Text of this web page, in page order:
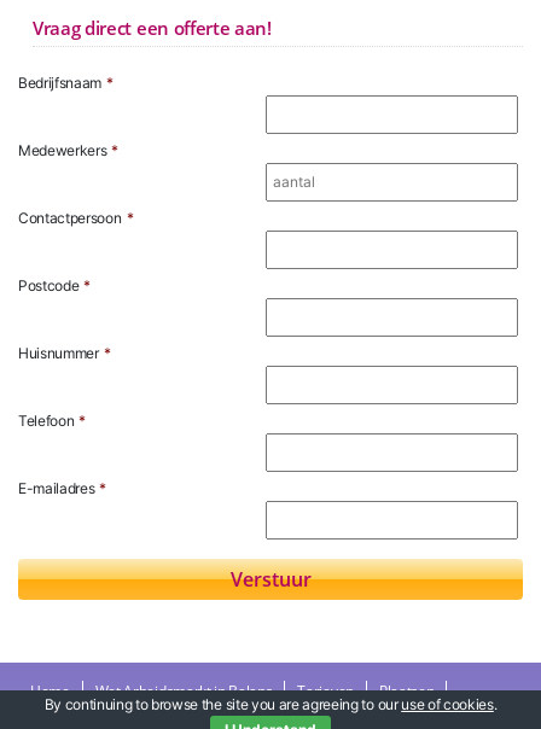
Vraag direct een offerte aan!
Bedrijfsnaam *
Medewerkers *
Contactpersoon *
Postcode *
Huisnummer *
Telefoon *
E-mailadres *
Home Wet Arbeidsmarkt in Balans Tarieven
Plaatsen
Branches
Berekening Over ons Contact
By continuing to browse the site you are agreeing to our use of cookies.